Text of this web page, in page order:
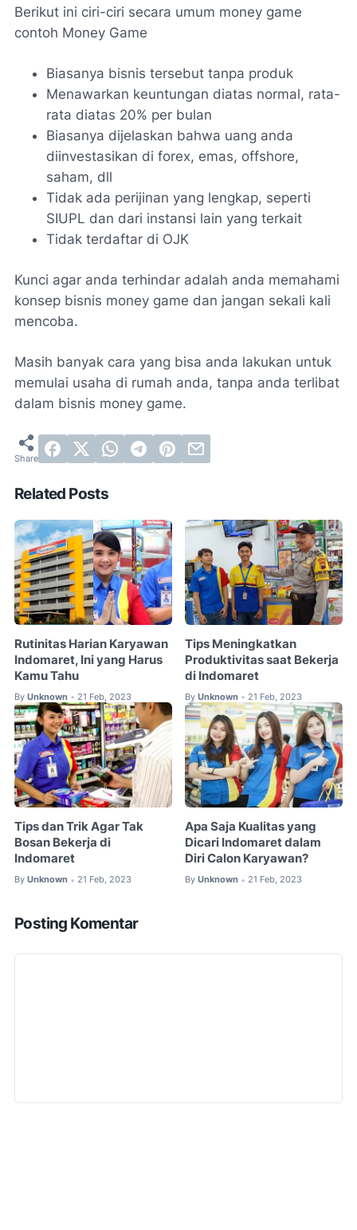
Berikut ini ciri-ciri secara umum money game
contoh Money Game
Biasanya bisnis tersebut tanpa produk
Menawarkan keuntungan diatas normal, rata-
rata diatas 20% per bulan
Biasanya dijelaskan bahwa uang anda
diinvestasikan di forex, emas, offshore,
saham, dll
Tidak ada perijinan yang lengkap, seperti
SIUPL dan dari instansi lain yang terkait
Tidak terdaftar di OJK
Kunci agar anda terhindar adalah anda memahami
konsep bisnis money game dan jangan sekali kali
mencoba.
Masih banyak cara yang bisa anda lakukan untuk
memulai usaha di rumah anda, tanpa anda terlibat
dalam bisnis money game.
Related Posts
Rutinitas Harian Karyawan
Indomaret, Ini yang Harus
Kamu Tahu
By Unknown • 21 Feb, 2023
Tips Meningkatkan
Produktivitas saat Bekerja
di Indomaret
By Unknown • 21 Feb, 2023
Tips dan Trik Agar Tak
Bosan Bekerja di
Indomaret
By Unknown • 21 Feb, 2023
Apa Saja Kualitas yang
Dicari Indomaret dalam
Diri Calon Karyawan?
By Unknown • 21 Feb, 2023
Posting Komentar